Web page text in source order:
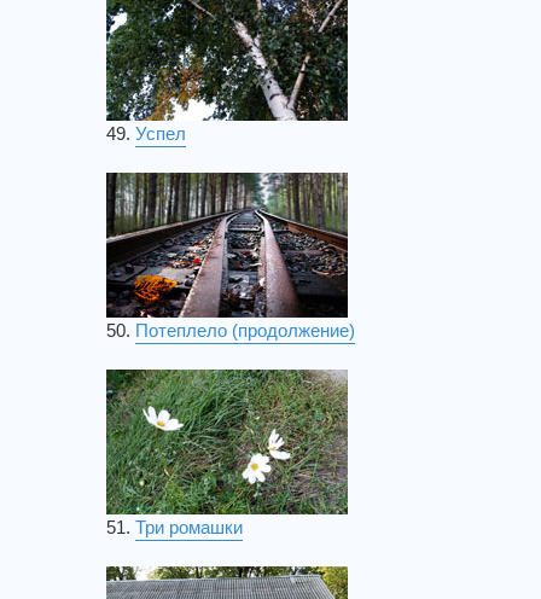
49. Успел
50. Потеплело (продолжение)
51. Три ромашки